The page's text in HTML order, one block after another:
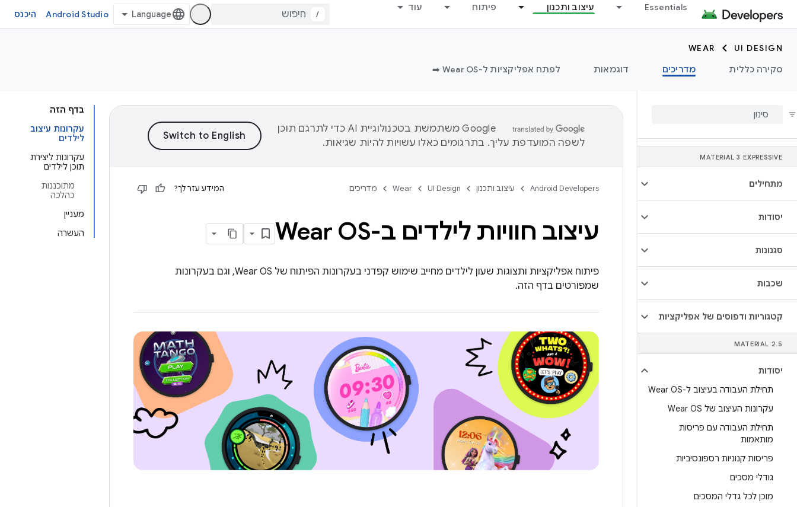
Essentials עיצוב ותכנון פיתוח עוד
/
Android Studio היכנס
UI DESIGN
WEAR
סקירה כללית
מדריכים דוגמאות לפתח אפליקציות ל-Wear OS ➡️
MATERIAL 3 EXPRESSIVE
מתחילים
יסודות
סגנונות
שכבות
קטגוריות ודפוסים של אפליקציות
MATERIAL 2. 5
יסודות
תחילת העבודה בעיצוב ל-Wear OS
עקרונות העיצוב של Wear OS
תחילת העבודה עם פריסות
מותאמות
פריסות קנוניות רספונסיביות
גודלי מסכים
מוכן לכל גדלי המסכים
בדף הזה
עקרונות עיצוב
לילדים
עקרונות ליצירת
תוכן לילדים
מתוכננות
כהלכה
מעניין
העשרה
‫Google משתמשת בטכנולוגיית AI כדי לתרגם תוכן
לשפה המועדפת עליך. בתרגומים כאלו עשויות להיות שגיאות.
Android Developers עיצוב ותכנון UI Design
Wear מדריכים המידע עזר לך?
עיצוב חוויות לילדים ב-Wear OS
פיתוח אפליקציות ותצוגות שעון לילדים מחייב שימוש קפדני בעקרונות הפיתוח של Wear OS, וגם בעקרונות
שמפורטים בדף הזה.